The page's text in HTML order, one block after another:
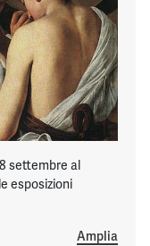
settembre al
esposizioni
Amplia